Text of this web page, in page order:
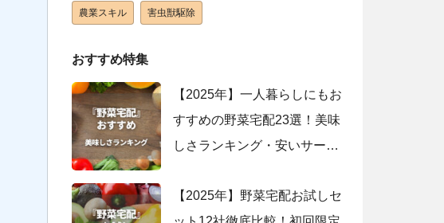
農業スキル 害虫獣駆除
おすすめ特集
【2025年】一人暮らしにもお
すすめの野菜宅配23選！美味
しさランキング・安いサービ
【2025年】野菜宅配お試しセ